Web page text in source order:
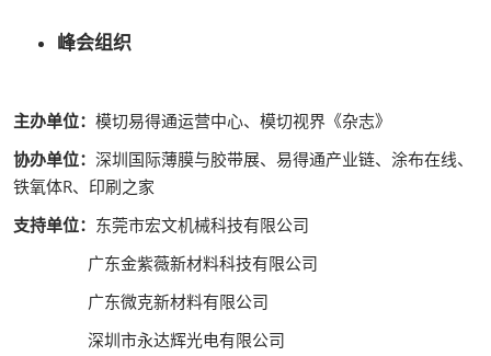
峰会组织
主办单位： 模切易得通运营中心、模切视界《杂志》
协办单位： 深圳国际薄膜与胶带展、易得通产业链、涂布在线、
铁氧体R、印刷之家
支持单位： 东莞市宏文机械科技有限公司
广东金紫薇新材料科技有限公司
广东微克新材料有限公司
深圳市永达辉光电有限公司